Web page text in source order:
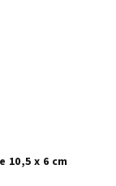
10,5 x 6 cm